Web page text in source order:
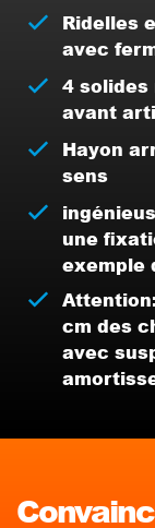
Ridelles
avec
4 solides
avant
Hayon
sens
une
exemple
cm des
avec